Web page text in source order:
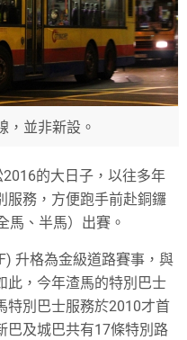
，並非新設。
的大日子，以往多年
服務，方便跑手前赴銅鑼
馬、半馬）出賽。
升格為金級道路賽事，與
此，今年渣馬的特別巴士
特別巴士服務於2010才首
巴及城巴共有17條特別路